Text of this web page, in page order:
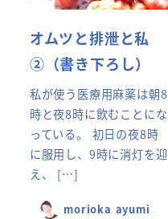
オムツと排泄と私
②（書き下ろし）
私が使う医療用麻薬は朝8
時と夜8時に飲むことにな
っている。 初日の夜8時
に服用し、9時に消灯を迎
え、 […]
morioka ayumi